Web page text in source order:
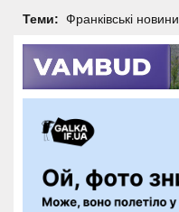
Теми: Франківські новини